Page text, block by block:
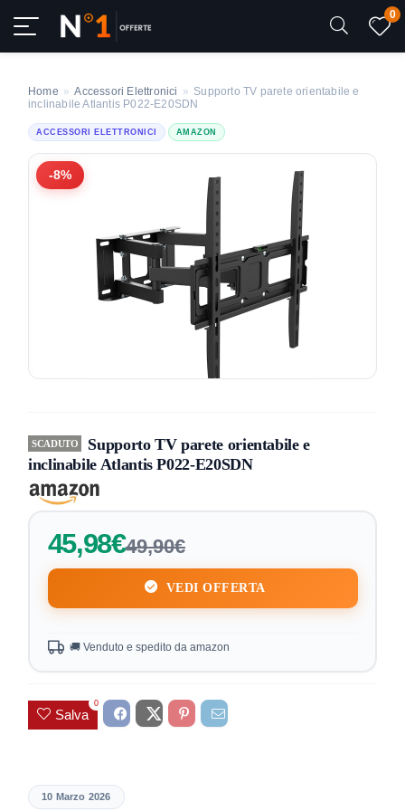
0
Home » Accessori Elettronici » Supporto TV parete orientabile e
inclinabile Atlantis P022-E20SDN
ACCESSORI ELETTRONICI AMAZON
-8%
SCADUTO
Supporto TV parete orientabile e
inclinabile Atlantis P022-E20SDN
45,98€49,90€
VEDI OFFERTA
🚚 Venduto e spedito da amazon
Salva
0
10 Marzo 2026